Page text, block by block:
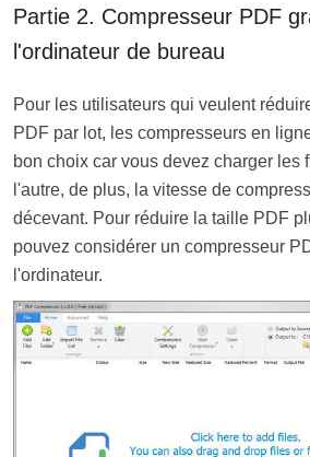
Partie 2. Compresseur PDF
l'ordinateur de bureau
Pour les utilisateurs qui veulent
PDF par lot, les compresseurs en
bon choix car vous devez charger les
l'autre, de plus, la vitesse de
décevant. Pour réduire la taille PDF
pouvez considérer un compresseur
l'ordinateur.